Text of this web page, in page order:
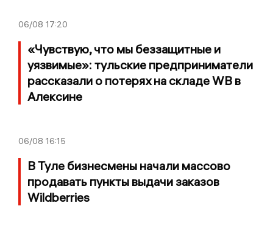
06/08 17:20
«Чувствую, что мы беззащитные и
уязвимые»: тульские предприниматели
рассказали о потерях на складе WB в
Алексине
06/08 16:15
В Туле бизнесмены начали массово
продавать пункты выдачи заказов
Wildberries